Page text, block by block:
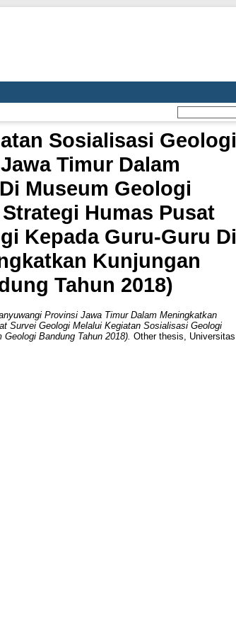
Sosialisasi Geologi
Timur Dalam
Museum Geologi
Humas Pusat
Kepada Guru-Guru Di
Kunjungan
Tahun 2018)
Provinsi Jawa Timur Dalam Meningkatkan
Survei Geologi Melalui Kegiatan Sosialisasi Geologi
Bandung Tahun 2018). Other thesis, Universitas